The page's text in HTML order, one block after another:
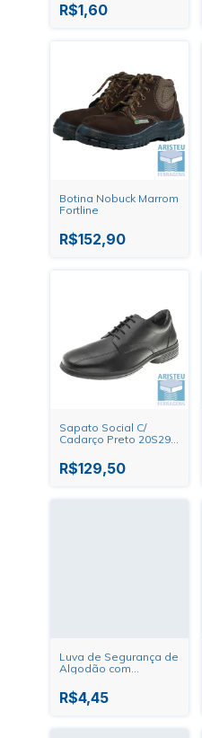
R$1,60
Botina Nobuck Marrom
Fortline
R$152,90
Sapato Social C/
Cadarço Preto 20S29T
R$129,50
Luva de Segurança de
Algodão com
Fios Super Safety
R$4,45